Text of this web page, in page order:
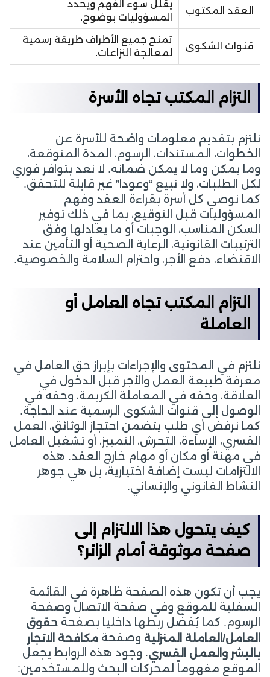
العقد المكتوب
يقلل سوء الفهم ويحدد
المسؤوليات بوضوح.
قنوات الشكوى
تمنح جميع الأطراف طريقة رسمية
لمعالجة النزاعات.
التزام المكتب تجاه الأسرة
نلتزم بتقديم معلومات واضحة للأسرة عن
الخطوات، المستندات، الرسوم، المدة المتوقعة،
وما يمكن وما لا يمكن ضمانه. لا نعد بتوافر فوري
لكل الطلبات، ولا نبيع “وعوداً” غير قابلة للتحقق.
كما نوصي كل أسرة بقراءة العقد وفهم
المسؤوليات قبل التوقيع، بما في ذلك توفير
السكن المناسب، الوجبات أو ما يعادلها وفق
الترتيبات القانونية، الرعاية الصحية أو التأمين عند
الاقتضاء، دفع الأجر، واحترام السلامة والخصوصية.
التزام المكتب تجاه العامل أو
العاملة
نلتزم في المحتوى والإجراءات بإبراز حق العامل في
معرفة طبيعة العمل والأجر قبل الدخول في
العلاقة، وحقه في المعاملة الكريمة، وحقه في
الوصول إلى قنوات الشكوى الرسمية عند الحاجة.
كما نرفض أي طلب يتضمن احتجاز الوثائق، العمل
القسري، الإساءة، التحرش، التمييز، أو تشغيل العامل
في مهنة أو مكان أو مهام خارج العقد. هذه
الالتزامات ليست إضافة اختيارية، بل هي جوهر
النشاط القانوني والإنساني.
كيف يتحول هذا الالتزام إلى
صفحة موثوقة أمام الزائر؟
يجب أن تكون هذه الصفحة ظاهرة في القائمة
السفلية للموقع وفي صفحة الاتصال وصفحة
الرسوم. كما يُفضّل ربطها داخلياً بصفحة حقوق
العامل/العاملة المنزلية وصفحة مكافحة الاتجار
بالبشر والعمل القسري. وجود هذه الروابط يجعل
الموقع مفهوماً لمحركات البحث وللمستخدمين: